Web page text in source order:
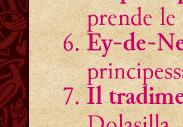
prende
Ey-de-
Il